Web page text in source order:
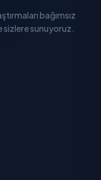
bağımsız
sizlere sunuyoruz.